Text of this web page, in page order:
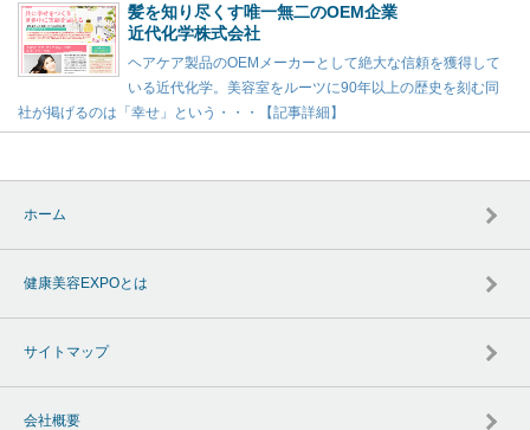
髪を知り尽くす唯一無二のOEM企業
近代化学株式会社
ヘアケア製品のOEMメーカーとして絶大な信頼を獲得して
いる近代化学。美容室をルーツに90年以上の歴史を刻む同
社が掲げるのは「幸せ」という・・・【記事詳細】
ホーム
健康美容EXPOとは
サイトマップ
会社概要